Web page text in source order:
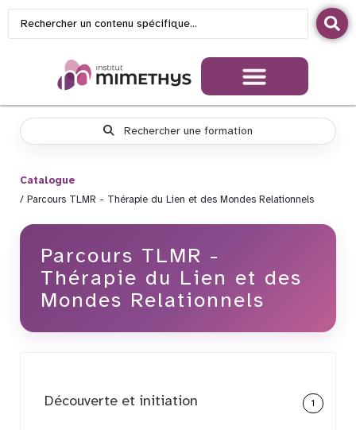
Rechercher une formation
Catalogue
Parcours TLMR - Thérapie du Lien et des Mondes Relationnels
Parcours TLMR -
Thérapie du Lien et des
Mondes Relationnels
Découverte et initiation 1